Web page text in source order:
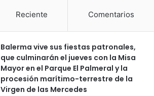
Reciente Comentarios
Balerma vive sus fiestas patronales,
que culminarán el jueves con la Misa
Mayor en el Parque El Palmeral y la
procesión marítimo-terrestre de la
Virgen de las Mercedes